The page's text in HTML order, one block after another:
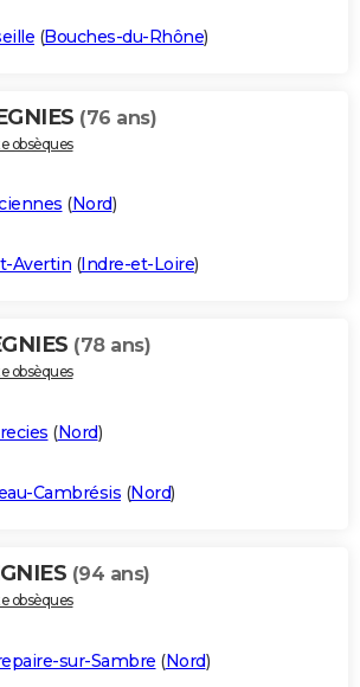
(Bouches-du-Rhône)
(76 ans)
obsèques
(Nord)
Avertin (Indre-et-Loire)
(78 ans)
obsèques
(Nord)
Cambrésis (Nord)
(94 ans)
obsèques
sur-Sambre (Nord)